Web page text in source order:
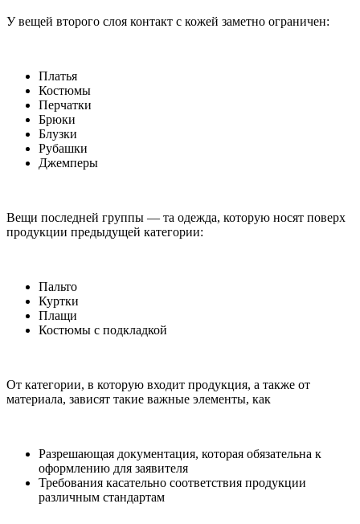
У вещей второго слоя контакт с кожей заметно ограничен:
Платья
Костюмы
Перчатки
Брюки
Блузки
Рубашки
Джемперы
Вещи последней группы — та одежда, которую носят поверх
продукции предыдущей категории:
Пальто
Куртки
Плащи
Костюмы с подкладкой
От категории, в которую входит продукция, а также от
материала, зависят такие важные элементы, как
Разрешающая документация, которая обязательна к
оформлению для заявителя
Требования касательно соответствия продукции
различным стандартам